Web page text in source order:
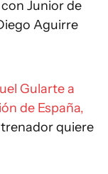
Junior de
Aguirre
Gularte a
de España,
quiere